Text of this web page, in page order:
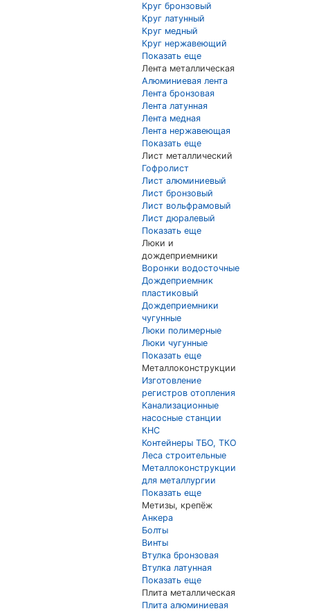
Круг бронзовый
Круг латунный
Круг медный
Круг нержавеющий
Показать еще
Лента металлическая
Алюминиевая лента
Лента бронзовая
Лента латунная
Лента медная
Лента нержавеющая
Показать еще
Лист металлический
Гофролист
Лист алюминиевый
Лист бронзовый
Лист вольфрамовый
Лист дюралевый
Показать еще
Люки и
дождеприемники
Воронки водосточные
Дождеприемник
пластиковый
Дождеприемники
чугунные
Люки полимерные
Люки чугунные
Показать еще
Металлоконструкции
Изготовление
регистров отопления
Канализационные
насосные станции
КНС
Контейнеры ТБО, ТКО
Леса строительные
Металлоконструкции
для металлургии
Показать еще
Метизы, крепёж
Анкера
Болты
Винты
Втулка бронзовая
Втулка латунная
Показать еще
Плита металлическая
Плита алюминиевая